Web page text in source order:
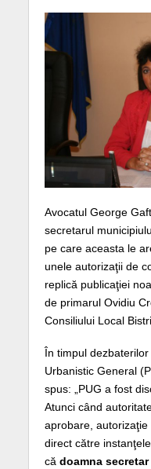
Avocatul George
secretarul
pe care aceasta le
unele autorizaţii de
replică publicaţiei
de primarul Ovidiu
Consiliului Local
În timpul
Urbanistic General
spus: „PUG a fost
Atunci când
aprobare,
direct către
că doamna